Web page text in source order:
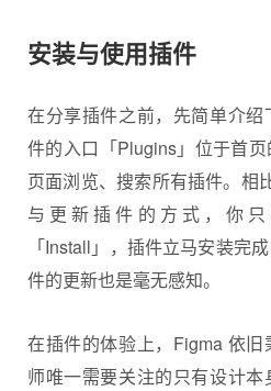
安装与使用插件
在分享插件之前，先简单介
件的入口「Plugins」位于首
页面浏览、搜索所有插件。相
与更新插件的方式，你
「Install」，插件立马安装完
件的更新也是毫无感知。
在插件的体验上，Figma 依
师唯一需要关注的只有设计本